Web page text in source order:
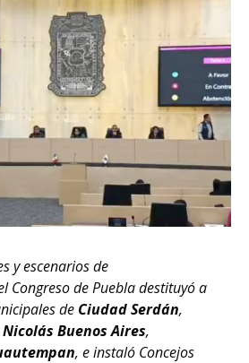
y escenarios de
Congreso de Puebla destituyó a
de Ciudad Serdán,
Nicolás Buenos Aires,
, e instaló Concejos